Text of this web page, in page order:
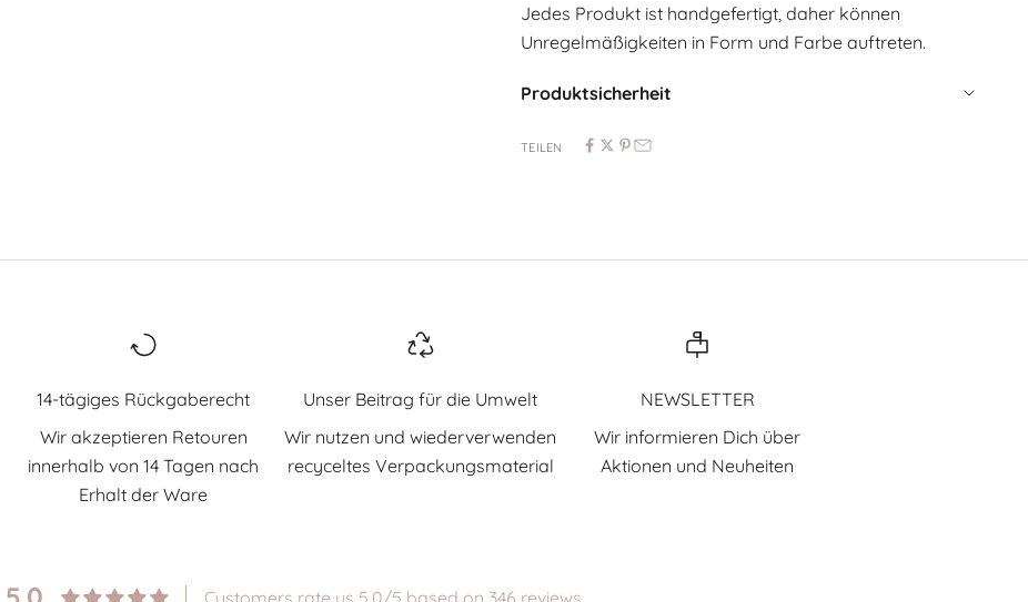
Jedes Produkt ist handgefertigt, daher können
Unregelmäßigkeiten in Form und Farbe auftreten.
Produktsicherheit
TEILEN
14-tägiges Rückgaberecht
Wir akzeptieren Retouren
innerhalb von 14 Tagen nach
Erhalt der Ware
Unser Beitrag für die Umwelt
Wir nutzen und wiederverwenden
recyceltes Verpackungsmaterial
NEWSLETTER
Wir informieren Dich über
Aktionen und Neuheiten
Customers rate us 5.0/5 based on 346 reviews.